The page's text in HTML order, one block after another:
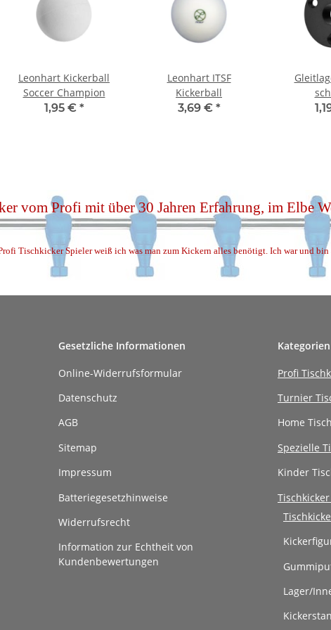
Leonhart Kickerball
Soccer Champion
1,95 € *
Leonhart ITSF
Kickerball
3,69 € *
vom Profi mit über 30 Jahren Erfahrung, im Elbe
Tischkicker Spieler weiß ich was man zum Kickern alles benötigt. Ich war und
Gesetzliche Informationen
Online-Widerrufsformular
Datenschutz
AGB
Sitemap
Impressum
Batteriegesetzhinweise
Widerrufsrecht
Information zur Echtheit von
Kundenbewertungen
Kategorien
Profi
Turnier
Home
Spezielle
Kinder
Lager/